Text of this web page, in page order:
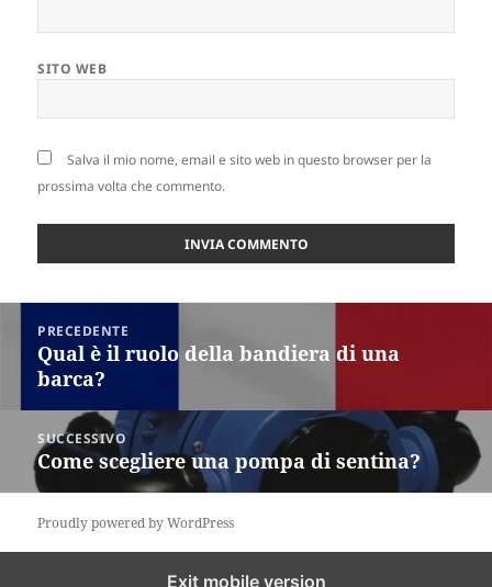
SITO WEB
Salva il mio nome, email e sito web in questo browser per la
prossima volta che commento.
articoliPRECEDENTE
Articolo
precedente:
Qual è il ruolo della bandiera di una
barca?
SUCCESSIVO
Articolo
successivo:
Come scegliere una pompa di sentina?
Proudly powered by WordPress
Exit mobile version